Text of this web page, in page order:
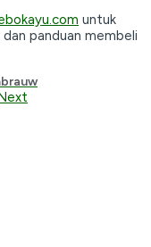
untuk
panduan membeli